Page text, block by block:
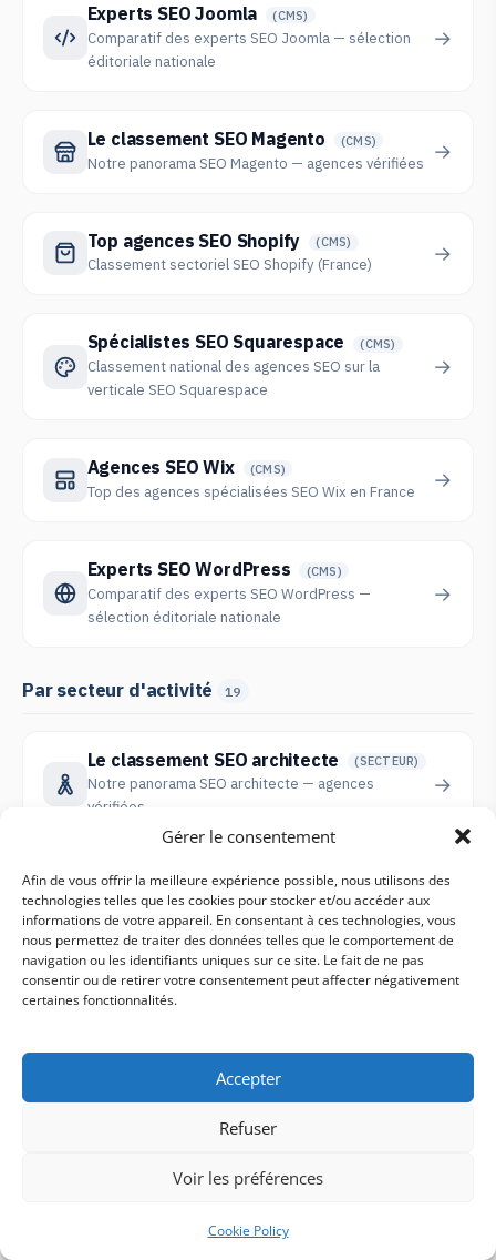
Gérer le consentement
Afin de vous offrir la meilleure expérience possible, nous utilisons des
technologies telles que les cookies pour stocker et/ou accéder aux
informations de votre appareil. En consentant à ces technologies, vous
nous permettez de traiter des données telles que le comportement de
navigation ou les identifiants uniques sur ce site. Le fait de ne pas
consentir ou de retirer votre consentement peut affecter négativement
certaines fonctionnalités.
Accepter
Refuser
Voir les préférences
Cookie Policy
Experts SEO Joomla (CMS)
Comparatif des experts SEO Joomla — sélection
éditoriale nationale
→
Le classement SEO Magento (CMS)
Notre panorama SEO Magento — agences vérifiées →
Top agences SEO Shopify (CMS)
Classement sectoriel SEO Shopify (France) →
Spécialistes SEO Squarespace (CMS)
Classement national des agences SEO sur la
verticale SEO Squarespace
→
Agences SEO Wix (CMS)
Top des agences spécialisées SEO Wix en France →
Experts SEO WordPress (CMS)
Comparatif des experts SEO WordPress —
sélection éditoriale nationale
→
Par secteur d'activité 19
Le classement SEO architecte (SECTEUR)
Notre panorama SEO architecte — agences
vérifiées
→
Top agences SEO artisans (SECTEUR)
Classement sectoriel SEO artisans (France)
Spécialistes SEO association (SECTEUR)
Classement national des agences SEO sur la
Top des agences spécialisées SEO coach sportif en
Experts SEO coiffeur (SECTEUR)